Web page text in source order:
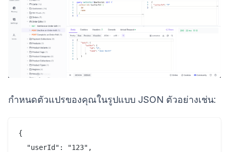
กำหนดตัวแปรของคุณในรูปแบบ JSON ตัวอย่างเช่น:
{
  "userId": "123",